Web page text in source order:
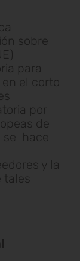
sobre
para
el corto
por
de
se hace
y la
tales